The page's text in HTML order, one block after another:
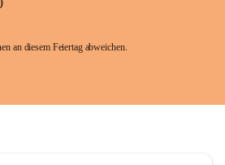
an diesem Feiertag abweichen.